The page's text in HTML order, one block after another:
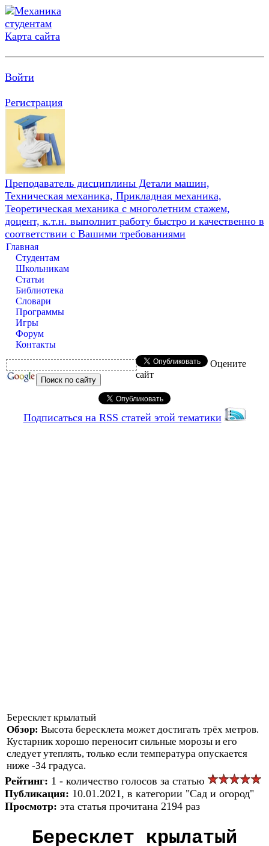
Карта сайта
Войти
Регистрация
Преподаватель дисциплины Детали машин,
Техническая механика, Прикладная механика,
Теоретическая механика с многолетним стажем,
доцент, к.т.н. выполнит работу быстро и качественно в
соответствии с Вашими требованиями
Главная
Студентам
Школьникам
Статьи
Библиотека
Словари
Программы
Игры
Форум
Контакты
Оцените
сайт
Подписаться на RSS статей этой тематики
Бересклет крылатый
Обзор: Высота бересклета может достигать трёх метров.
Кустарник хорошо переносит сильные морозы и его
следует утеплять, только если температура опускается
ниже -34 градуса.
Рейтинг: 1 - количество голосов за статью
Публикация: 10.01.2021, в категории "Сад и огород"
Просмотр: эта статья прочитана 2194 раз
Бересклет крылатый